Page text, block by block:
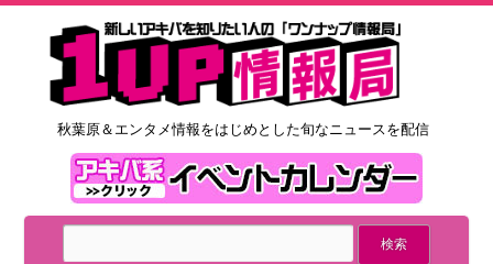
秋葉原＆エンタメ情報をはじめとした旬なニュースを配信